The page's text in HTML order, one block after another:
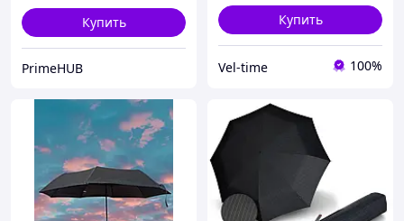
Купить
PrimeHUB
Купить
Vel-time 100%